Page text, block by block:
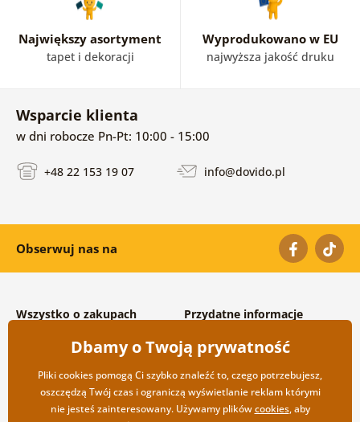
Największy asortyment
tapet i dekoracji
Wyprodukowano w EU
najwyższa jakość druku
Wsparcie klienta
w dni robocze Pn-Pt: 10:00 - 15:00
+48 22 153 19 07 info@dovido.pl
Obserwuj nas na
Wszystko o zakupach
Warunki handlowe i
reklamacyjne
Prywatność
Opcje wysyłki i płatności
Zwrot towarów
Przydatne informacje
Często zadawane pytania
Kontakt
Współpraca hurtowa
Dbamy o Twoją prywatność
Pliki cookies pomogą Ci szybko znaleźć to, czego potrzebujesz,
oszczędzą Twój czas i ograniczą wyświetlanie reklam którymi
nie jesteś zainteresowany. Używamy plikówcookies, aby